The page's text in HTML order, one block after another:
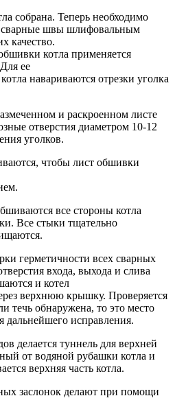
собрана. Теперь необходимо
сварные швы шлифовальным
качество.
котла применяется
ее
навариваются отрезки уголка
и раскроенном листе
отверстия диаметром 10-12
уголков.
чтобы лист обшивки
все стороны котла
Все стыки тщательно
герметичности всех сварных
входа, выхода и слива
и котел
верхнюю крышку. Проверяется
течь обнаружена, то это место
дальнейшего исправления.
делается туннель для верхней
от водяной рубашки котла и
верхняя часть котла.
заслонок делают при помощи